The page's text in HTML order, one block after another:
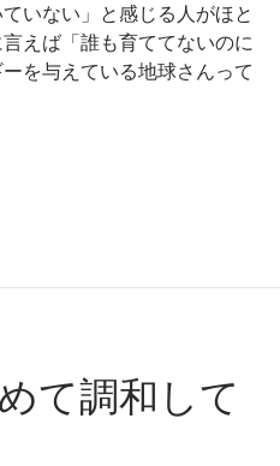
いない」と感じる人がほと
えば「誰も育ててないのに
を与えている地球さんって
幸せはきっと一致するはず
て調和して